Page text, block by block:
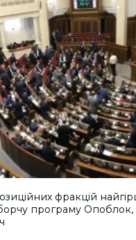
фракцій
програму